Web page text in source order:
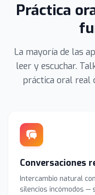
Práctica
La mayoría de las
leer y escuchar.
práctica oral real
Conversaciones
Intercambio natural
silencios incómodos —